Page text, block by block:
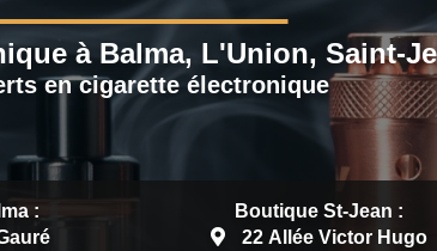
à Balma, L'Union, Saint-
en cigarette électronique
:
Boutique St-Jean :
22 Allée Victor Hugo